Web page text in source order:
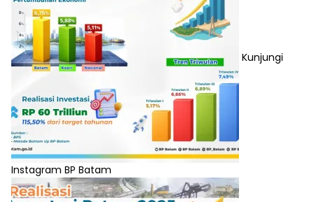
Kunjungi
Instagram BP Batam